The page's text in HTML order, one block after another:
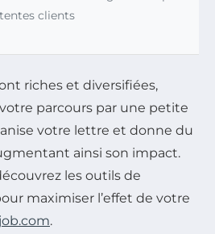
clients
riches et diversifiées,
parcours par une petite
votre lettre et donne du
ainsi son impact.
les outils de
maximiser l’effet de votre
.